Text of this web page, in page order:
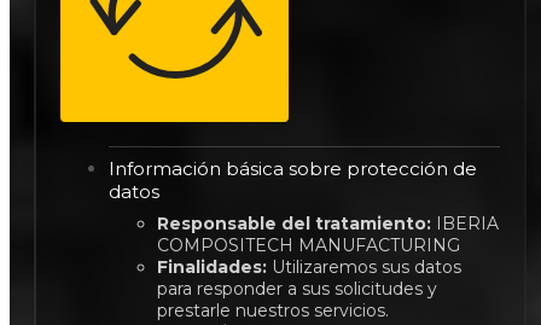
Información básica sobre protección de
datos
Responsable del tratamiento: IBERIA
COMPOSITECH MANUFACTURING
Finalidades: Utilizaremos sus datos
para responder a sus solicitudes y
prestarle nuestros servicios.